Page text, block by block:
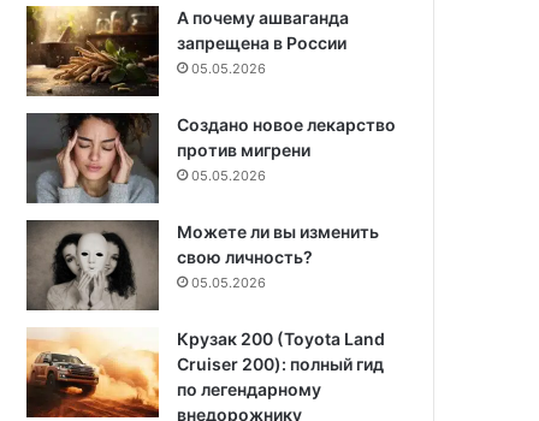
А почему ашваганда
запрещена в России
05.05.2026
Создано новое лекарство
против мигрени
05.05.2026
Можете ли вы изменить
свою личность?
05.05.2026
Крузак 200 (Toyota Land
Cruiser 200): полный гид
по легендарному
внедорожнику